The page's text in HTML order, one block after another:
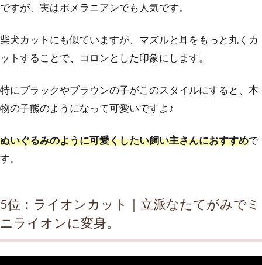
ですが、実はポメラニアンでも人気です。
柴犬カットにも似ていますが、マズルと耳をもっと丸くカ
ットすることで、コロンとした印象にします。
特にブラックやブラウンの子がこのスタイルにすると、本
物の子熊のようになって可愛いですよ♪
ぬいぐるみのように可愛くしたい飼い主さんにおすすめで
す。
5位：ライオンカット｜立派なたてがみでミ
ニライオンに変身。